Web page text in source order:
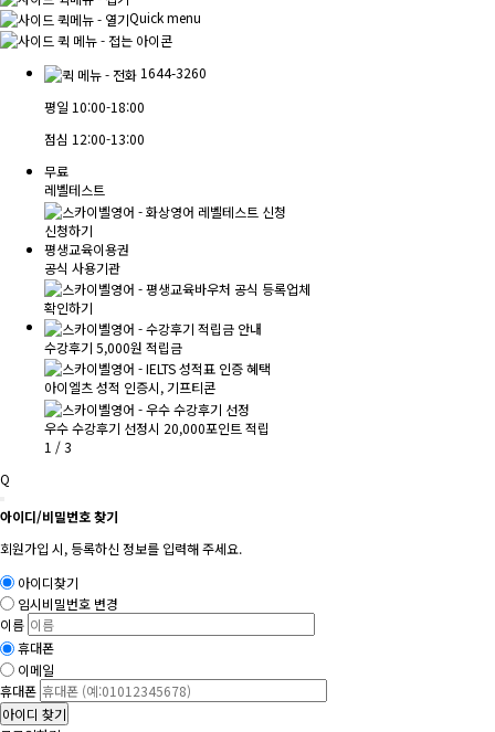
Quick menu
1644-3260
평일 10:00-18:00
점심 12:00-13:00
무료
레벨테스트
신청하기
평생교육이용권
공식 사용기관
확인하기
수강후기 5,000원 적립금
아이엘츠 성적 인증시, 기프티콘
우수 수강후기 선정시 20,000포인트 적립
1 /3
Q
아이디/비밀번호 찾기
회원가입 시, 등록하신 정보를 입력해 주세요.
아이디찾기
임시비밀번호 변경
이름
휴대폰
이메일
휴대폰
아이디 찾기